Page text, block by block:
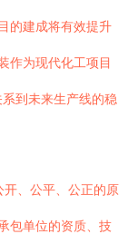
的建成将有效提升
作为现代化工项目
系到未来生产线的稳
、公平、公正的原
包单位的资质、技